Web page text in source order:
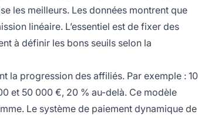
les meilleurs. Les données montrent que
linéaire. L’essentiel est de fixer des
à définir les bons seuils selon la
la progression des affiliés. Par exemple : 10
et 50 000 €, 20 % au-delà. Ce modèle
Le système de paiement dynamique de